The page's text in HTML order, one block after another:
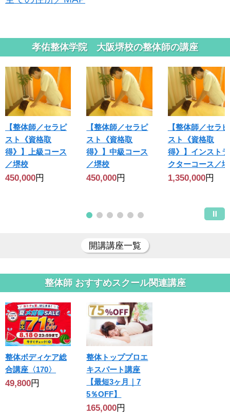
孝佑整体学院 大阪堺校の整体師の講座
【整体師／セラピ
スト《資格取
得》】上級コース
／堺校
450,000円
【整体師／セラピ
スト《資格取
得》】中級コース
／堺校
450,000円
【整体師／セラピ
スト《資格取
得》】インストラ
クターコース／堺
1,350,000円
開講講座一覧
整体師 おすすめスクール関連講座
整体ボディケア総
合講座〈170〉
49,800円
整体トッププロエ
キスパート講座
【最短3ヶ月｜7
5％OFF】
165,000円